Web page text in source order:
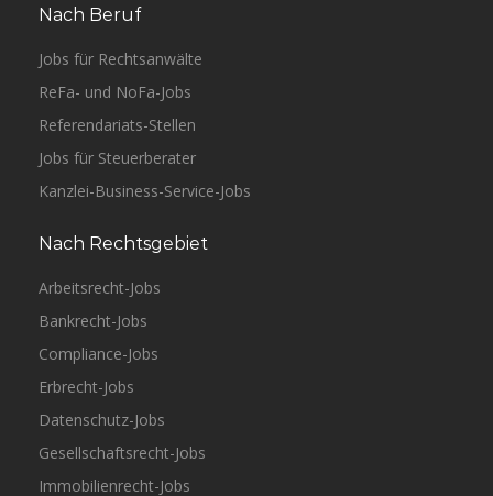
Nach Beruf
Jobs für Rechtsanwälte
ReFa- und NoFa-Jobs
Referendariats-Stellen
Jobs für Steuerberater
Kanzlei-Business-Service-Jobs
Nach Rechtsgebiet
Arbeitsrecht-Jobs
Bankrecht-Jobs
Compliance-Jobs
Erbrecht-Jobs
Datenschutz-Jobs
Gesellschaftsrecht-Jobs
Immobilienrecht-Jobs